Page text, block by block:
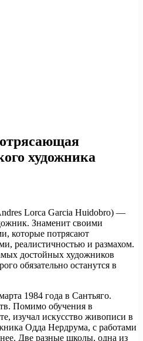
художника
Lorca Garcia Huidobro) —
Знаменит своими
которые потрясают
реалистичностью и размахом.
достойных художников
обязательно останутся в
1984 года в Сантьяго.
Помимо обучения в
изучал искусство живописи в
Одда Нердрума, с работами
Две разные школы, одна из